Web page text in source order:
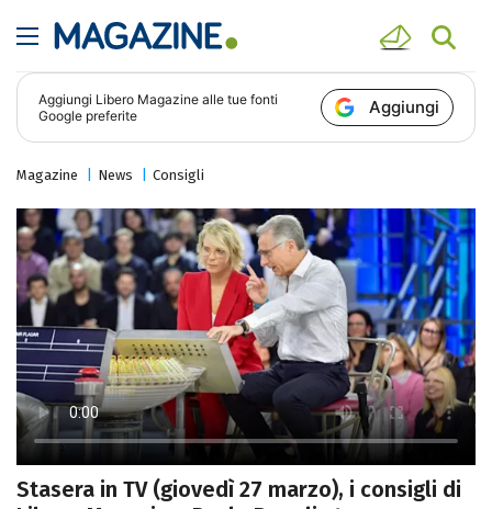
Aggiungi Libero Magazine alle tue fonti
Google preferite
Aggiungi
Magazine News Consigli
Stasera in TV (giovedì 27 marzo), i consigli di